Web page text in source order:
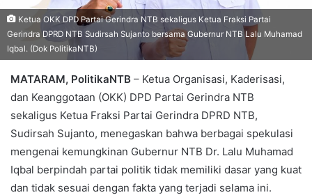
Ketua OKK DPD Partai Gerindra NTB sekaligus Ketua Fraksi Partai
Gerindra DPRD NTB Sudirsah Sujanto bersama Gubernur NTB Lalu Muhamad
Iqbal. (Dok PolitikaNTB)
MATARAM, PolitikaNTB – Ketua Organisasi, Kaderisasi,
dan Keanggotaan (OKK) DPD Partai Gerindra NTB
sekaligus Ketua Fraksi Partai Gerindra DPRD NTB,
Sudirsah Sujanto, menegaskan bahwa berbagai spekulasi
mengenai kemungkinan Gubernur NTB Dr. Lalu Muhamad
Iqbal berpindah partai politik tidak memiliki dasar yang kuat
dan tidak sesuai dengan fakta yang terjadi selama ini.